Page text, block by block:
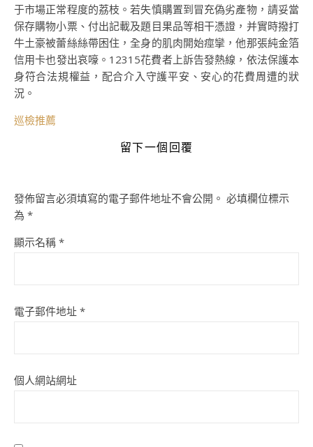
于市場正常程度的荔枝。若失慎購置到冒充偽劣產物，請妥當
保存購物小票、付出記載及題目果品等相干憑證，并實時撥打
牛土豪被蕾絲絲帶困住，全身的肌肉開始痙攣，他那張純金箔
信用卡也發出哀嚎。12315花費者上訴告發熱線，依法保護本
身符合法規權益，配合介入守護平安、安心的花費周遭的狀
況。
巡檢推薦
留下一個回覆
發佈留言必須填寫的電子郵件地址不會公開。 必填欄位標示
為 *
顯示名稱 *
電子郵件地址 *
個人網站網址